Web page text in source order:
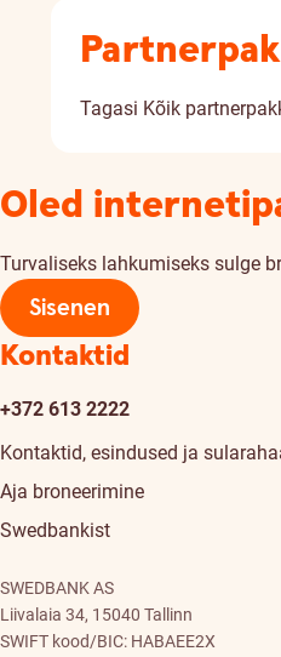
Tagasi Kõik
Oled
Turvaliseks lahkumiseks sulge
Sisenen
Kontaktid
+372 613 2222
Kontaktid, esindused ja
Aja broneerimine
Swedbankist
SWEDBANK AS
Liivalaia 34, 15040 Tallinn
SWIFT kood/BIC: HABAEE2X